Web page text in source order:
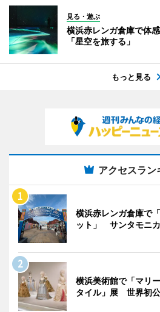
見る・遊ぶ
横浜赤レンガ倉庫で体
「星空を旅する」
もっと見る
アクセスラン
横浜赤レンガ倉庫で
ット」 サンタモニ
横浜美術館で「マリ
タイル」展 世界初